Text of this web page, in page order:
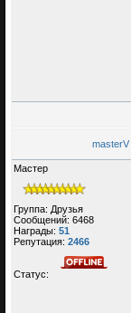
masterV
Мастер
Группа: Друзья
Сообщений: 6468
Награды: 51
Репутация: 2466
Статус: